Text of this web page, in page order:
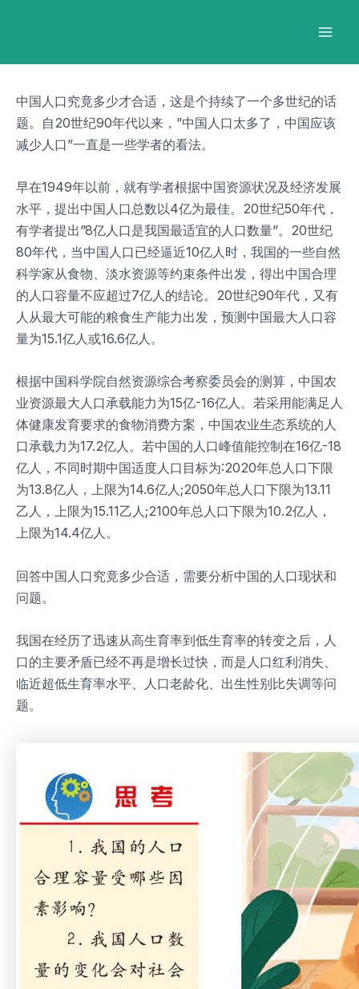
中国人口究竟多少才合适，这是个持续了一个多世纪的话
题。自20世纪90年代以来，”中国人口太多了，中国应该
减少人口”一直是一些学者的看法。
早在1949年以前，就有学者根据中国资源状况及经济发展
水平，提出中国人口总数以4亿为最佳。20世纪50年代，
有学者提出”8亿人口是我国最适宜的人口数量”。20世纪
80年代，当中国人口已经逼近10亿人时，我国的一些自然
科学家从食物、淡水资源等约束条件出发，得出中国合理
的人口容量不应超过7亿人的结论。20世纪90年代，又有
人从最大可能的粮食生产能力出发，预测中国最大人口容
量为15.1亿人或16.6亿人。
根据中国科学院自然资源综合考察委员会的测算，中国农
业资源最大人口承载能力为15亿-16亿人。若采用能满足人
体健康发育要求的食物消费方案，中国农业生态系统的人
口承载力为17.2亿人。若中国的人口峰值能控制在16亿-18
亿人，不同时期中国适度人口目标为:2020年总人口下限
为13.8亿人，上限为14.6亿人;2050年总人口下限为13.11
乙人，上限为15.11乙人;2100年总人口下限为10.2亿人，
上限为14.4亿人。
回答中国人口究竟多少合适，需要分析中国的人口现状和
问题。
我国在经历了迅速从高生育率到低生育率的转变之后，人
口的主要矛盾已经不再是增长过快，而是人口红利消失、
临近超低生育率水平、人口老龄化、出生性别比失调等问
题。